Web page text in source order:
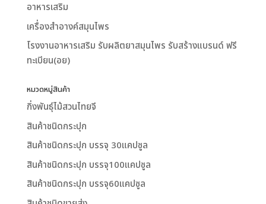
อาหารเสริม
เครื่องสำอางค์สมุนไพร
โรงงานอาหารเสริม รับผลิตยาสมุนไพร รับสร้างแบรนด์ ฟรี
ทะเบียน(อย)
หมวดหมู่สินค้า
กิ่งพันธุ์ไม้สวนไทยจี
สินค้าชนิดกระปุก
สินค้าชนิดกระปุก บรรจุ 30แคปซูล
สินค้าชนิดกระปุก บรรจุ100แคปซูล
สินค้าชนิดกระปุก บรรจุ60แคปซูล